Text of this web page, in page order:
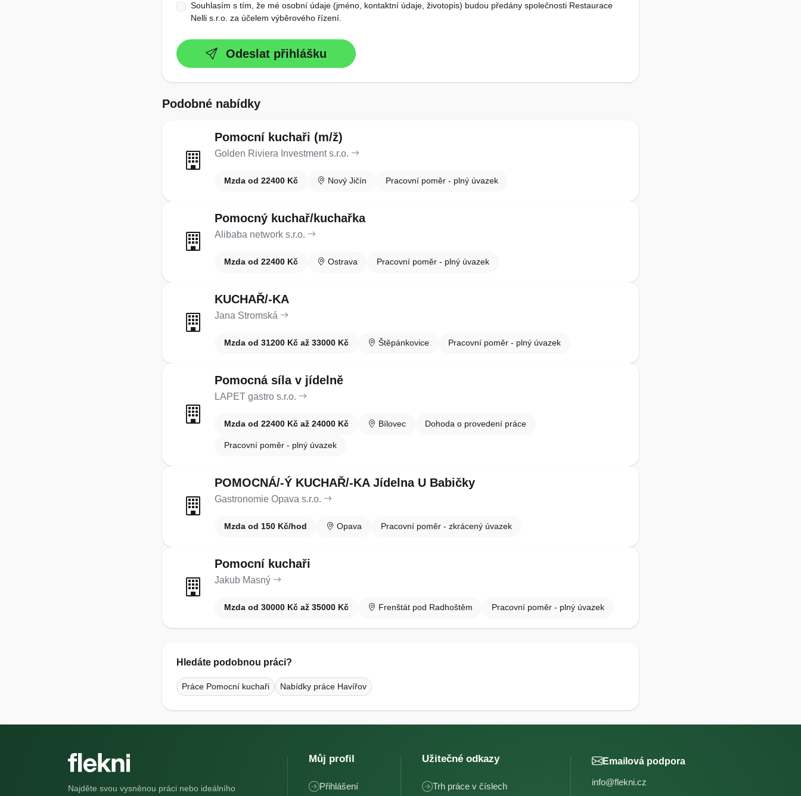
Souhlasím s tím, že mé osobní údaje (jméno, kontaktní údaje, životopis) budou předány společnosti Restaurace
Nelli s.r.o. za účelem výběrového řízení.
Odeslat přihlášku
Podobné nabídky
Pomocní kuchaři (m/ž)
Golden Riviera Investment s.r.o.
Mzda od 22400 Kč Nový Jičín Pracovní poměr - plný úvazek
Pomocný kuchař/kuchařka
Alibaba network s.r.o.
Mzda od 22400 Kč Ostrava Pracovní poměr - plný úvazek
KUCHAŘ/-KA
Jana Stromská
Mzda od 31200 Kč až 33000 Kč Štěpánkovice Pracovní poměr - plný úvazek
Pomocná síla v jídelně
LAPET gastro s.r.o.
Mzda od 22400 Kč až 24000 Kč Bílovec Dohoda o provedení práce
Pracovní poměr - plný úvazek
POMOCNÁ/-Ý KUCHAŘ/-KA Jídelna U Babičky
Gastronomie Opava s.r.o.
Mzda od 150 Kč/hod Opava Pracovní poměr - zkrácený úvazek
Pomocní kuchaři
Jakub Masný
Mzda od 30000 Kč až 35000 Kč Frenštát pod Radhoštěm Pracovní poměr - plný úvazek
Hledáte podobnou práci?
Práce Pomocní kuchaři Nabídky práce Havířov
Najděte svou vysněnou práci nebo ideálního
Můj profil
Přihlášení
Užitečné odkazy
Trh práce v číslech
Emailová podpora
info@flekni.cz